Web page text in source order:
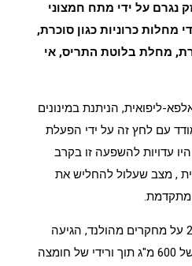
נגרם על ידי מתח חמצוני
מחלות כרוניות כגון סוכרת,
מחלת בלוטת התריס, אי
ליפואית, הניתנת במינונים
עם לחץ זה על ידי הפעלת
עדויות להשפעה זו בקרב
, מצב שעלול להחליש את
מתקדמת.
סקירה שנערכה בשנת 2012 על מחקרים מהולנד, הגיעה
למסקנה כי מינון תוך ורידי של 600 מ"ג תוך ורידי של חומצה